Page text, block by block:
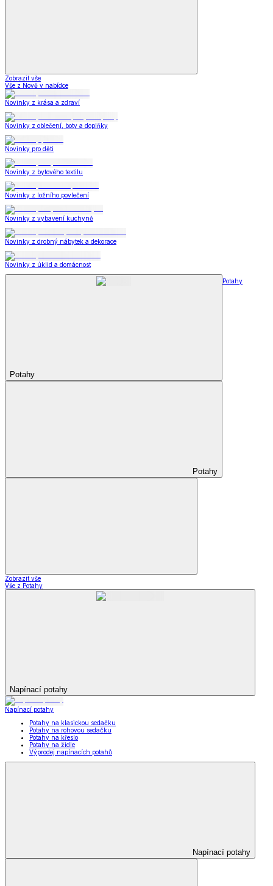
Zobrazit vše
Vše z Nově v nabídce
Novinky z krása a zdraví
Novinky z oblečení, boty a doplňky
Novinky pro děti
Novinky z bytového textilu
Novinky z ložního povlečení
Novinky z vybavení kuchyně
Novinky z drobný nábytek a dekorace
Novinky z úklid a domácnost
Potahy
Potahy
Potahy
Zobrazit vše
Vše z Potahy
Napínací potahy
Napínací potahy
Potahy na klasickou sedačku
Potahy na rohovou sedačku
Potahy na křeslo
Potahy na židle
Výprodej napínacích potahů
Napínací potahy